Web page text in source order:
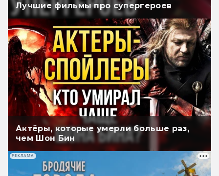
Лучшие фильмы про супергероев
Актёры, которые умерли больше раз,
чем Шон Бин
РЕКЛАМА